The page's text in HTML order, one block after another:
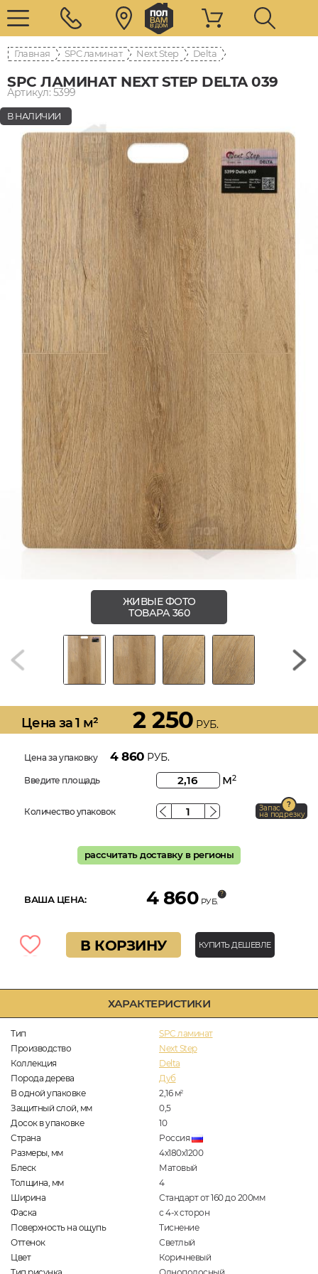
Главная SPC ламинат Next Step Delta
SPC ЛАМИНАТ NEXT STEP DELTA 039
Артикул: 5399
ХАРАКТЕРИСТИКИ
Тип
SPC ламинат
Производство
Next Step
Коллекция
Delta
Порода дерева
Дуб
В одной упаковке
2,16 м2
Защитный слой, мм
0,5
Досок в упаковке
10
Страна
Россия
Размеры, мм
4х180х1200
Блеск
Матовый
Толщина, мм
4
Ширина
Стандарт от 160 до 200мм
Фаска
с 4-х сторон
Поверхность на ощупь
Тиснение
Оттенок
Светлый
Цвет
Коричневый
В НАЛИЧИИ
ЖИВЫЕ ФОТО
ТОВАРА 360
Цена за 1 м² 2 250 РУБ.
Цена за упаковку 4 860 РУБ.
Введите площадь м2
Количество упаковок Запас
на подрезку
рассчитать доставку в регионы
ВАША ЦЕНА: 4 860 РУБ.
В КОРЗИНУ КУПИТЬ ДЕШЕВЛЕ